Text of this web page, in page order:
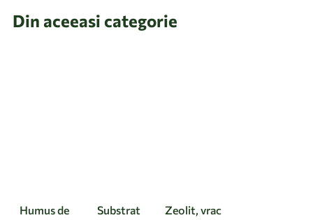
Din aceeasi categorie
Humus de
Substrat
Zeolit, vrac